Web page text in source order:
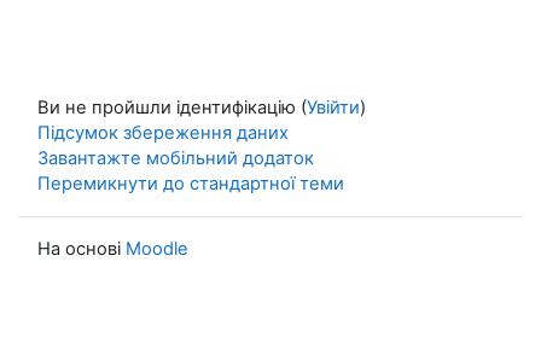
Ви не пройшли ідентифікацію (Увійти)
Підсумок збереження даних
Завантажте мобільний додаток
Перемикнути до стандартної теми
На основі Moodle